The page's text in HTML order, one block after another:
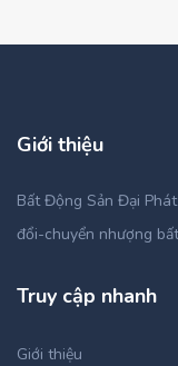
Giới thiệu
Bất Động Sản Đại
đổi-chuyển nhượng
Truy cập nhanh
Giới thiệu